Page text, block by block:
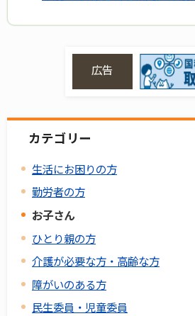
広告
カテゴリー
生活にお困りの方
勤労者の方
お子さん
ひとり親の方
介護が必要な方・高齢な方
障がいのある方
民生委員・児童委員